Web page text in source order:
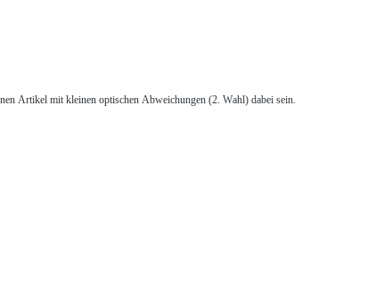
Artikel mit kleinen optischen Abweichungen (2. Wahl) dabei sein.